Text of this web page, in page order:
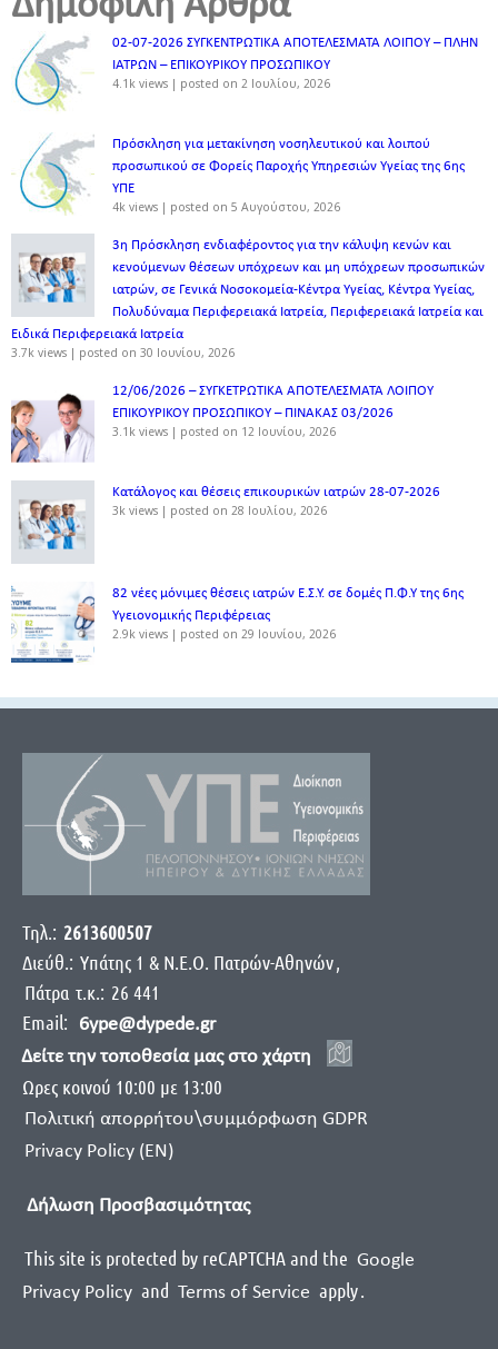
02-07-2026 ΣΥΓΚΕΝΤΡΩΤΙΚΑ ΑΠΟΤΕΛΕΣΜΑΤΑ ΛΟΙΠΟΥ – ΠΛΗΝ
ΙΑΤΡΩΝ – ΕΠΙΚΟΥΡΙΚΟΥ ΠΡΟΣΩΠΙΚOY
4.1k views | posted on 2 Ιουλίου, 2026
Πρόσκληση για μετακίνηση νοσηλευτικού και λοιπού
προσωπικού σε Φορείς Παροχής Υπηρεσιών Υγείας της 6ης
ΥΠΕ
4k views | posted on 5 Αυγούστου, 2026
3η Πρόσκληση ενδιαφέροντος για την κάλυψη κενών και
κενούμενων θέσεων υπόχρεων και μη υπόχρεων προσωπικών
ιατρών, σε Γενικά Νοσοκομεία-Κέντρα Υγείας, Κέντρα Υγείας,
Πολυδύναμα Περιφερειακά Ιατρεία, Περιφερειακά Ιατρεία και
Ειδικά Περιφερειακά Ιατρεία
3.7k views | posted on 30 Ιουνίου, 2026
12/06/2026 – ΣΥΓΚΕΤΡΩΤΙΚΑ ΑΠΟΤΕΛΕΣΜΑΤΑ ΛΟΙΠΟΥ
ΕΠΙΚΟΥΡΙΚΟΥ ΠΡΟΣΩΠΙΚΟΥ – ΠΙΝΑΚΑΣ 03/2026
3.1k views | posted on 12 Ιουνίου, 2026
Κατάλογος και θέσεις επικουρικών ιατρών 28-07-2026
3k views | posted on 28 Ιουλίου, 2026
82 νέες μόνιμες θέσεις ιατρών Ε.Σ.Υ. σε δομές Π.Φ.Υ της 6ης
Υγειονομικής Περιφέρειας
2.9k views | posted on 29 Ιουνίου, 2026
Τηλ.: 2613600507
Διεύθ.: Yπάτης 1 & Ν.Ε.Ο. Πατρών-Αθηνών,
Πάτρα τ.κ.: 26 441
Email:
6ype@dypede.gr
Δείτε την τοποθεσία μας στο χάρτη
Ωρες κοινού 10:00 με 13:00
Πολιτική απορρήτου\συμμόρφωση GDPR
Privacy Policy (EN)
Δήλωση Προσβασιμότητας
This site is protected by reCAPTCHA and the Google
Privacy Policy and Terms of Service apply.